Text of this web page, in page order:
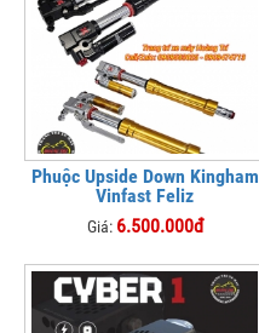
Phuộc Upside Down Kingham
Vinfast Feliz
Giá: 6.500.000đ